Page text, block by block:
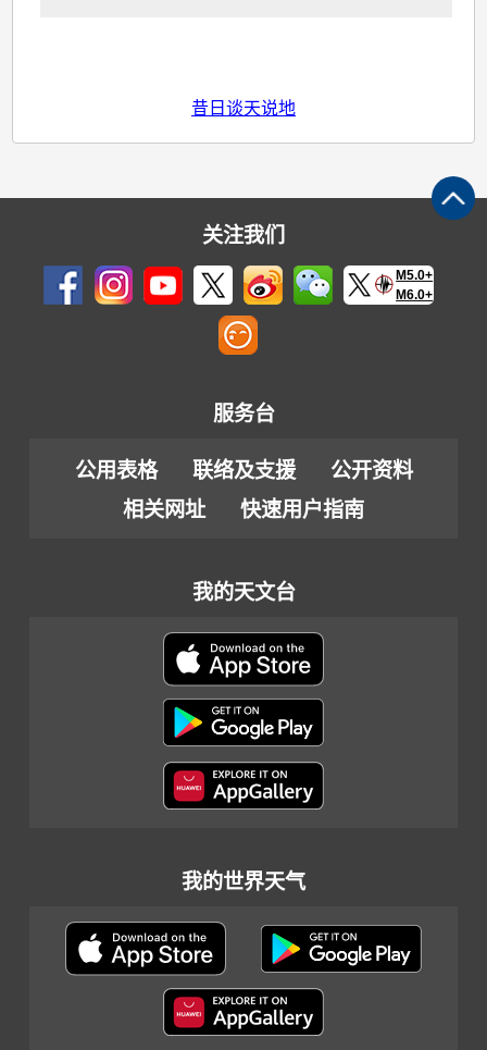
昔日谈天说地
关注我们
M5.0+
M6.0+
服务台
公用表格 联络及支援
公开资料
相关网址
快速用户指南
我的天文台
我的世界天气